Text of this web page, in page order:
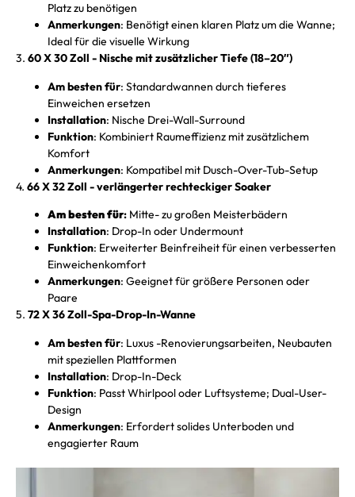
Platz zu benötigen
Anmerkungen: Benötigt einen klaren Platz um die Wanne;
Ideal für die visuelle Wirkung
3. 60 X 30 Zoll - Nische mit zusätzlicher Tiefe (18–20″)
Am besten für: Standardwannen durch tieferes
Einweichen ersetzen
Installation: Nische Drei-Wall-Surround
Funktion: Kombiniert Raumeffizienz mit zusätzlichem
Komfort
Anmerkungen: Kompatibel mit Dusch-Over-Tub-Setup
4. 66 X 32 Zoll - verlängerter rechteckiger Soaker
Am besten für: Mitte- zu großen Meisterbädern
Installation: Drop-In oder Undermount
Funktion: Erweiterter Beinfreiheit für einen verbesserten
Einweichenkomfort
Anmerkungen: Geeignet für größere Personen oder
Paare
5. 72 X 36 Zoll-Spa-Drop-In-Wanne
Am besten für: Luxus -Renovierungsarbeiten, Neubauten
mit speziellen Plattformen
Installation: Drop-In-Deck
Funktion: Passt Whirlpool oder Luftsysteme; Dual-User-
Design
Anmerkungen: Erfordert solides Unterboden und
engagierter Raum